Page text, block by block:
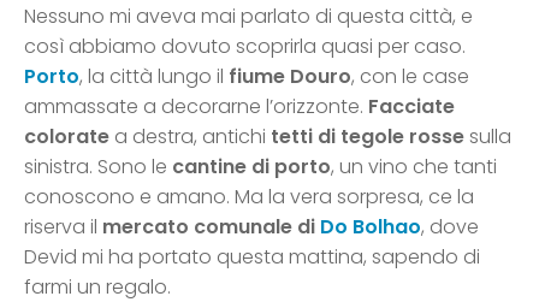
Nessuno mi aveva mai parlato di questa città, e
così abbiamo dovuto scoprirla quasi per caso.
Porto, la città lungo il fiume Douro, con le case
ammassate a decorarne l’orizzonte. Facciate
colorate a destra, antichi tetti di tegole rossesulla
sinistra. Sono le cantine di porto, un vino che tanti
conoscono e amano. Ma la vera sorpresa, ce la
riserva il mercato comunale di Do Bolhao, dove
Devid mi ha portato questa mattina, sapendo di
farmi un regalo.